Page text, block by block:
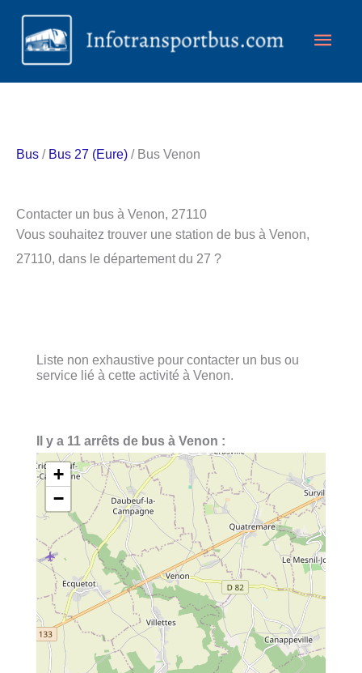
Aller
contenu
Bus / Bus 27 (Eure) / Bus Venon
Contacter un bus à Venon, 27110
Vous souhaitez trouver une station de bus à Venon,
27110, dans le département du 27 ?
Liste non exhaustive pour contacter un bus ou
service lié à cette activité à Venon.
Il y a 11 arrêts de bus à Venon :
+
−